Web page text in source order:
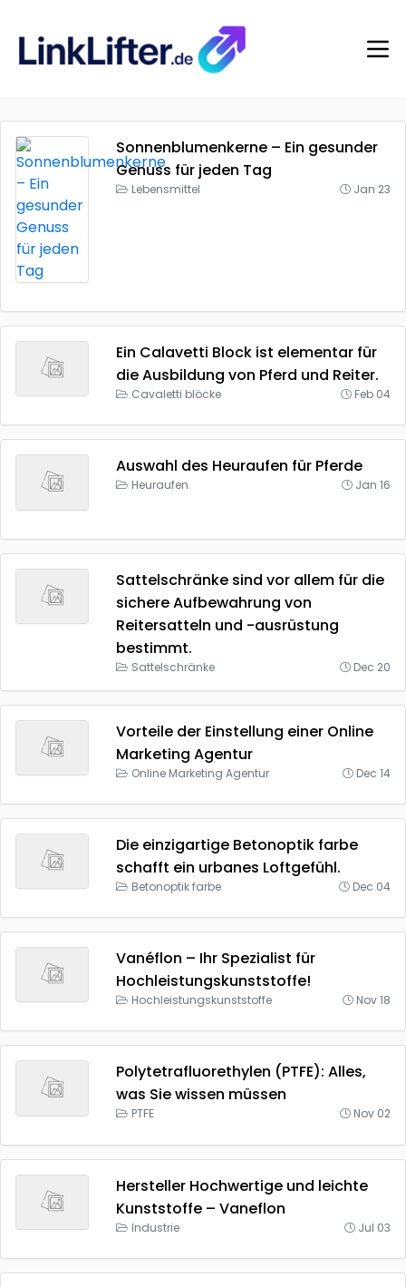
Sonnenblumenkerne – Ein gesunder
Genuss für jeden Tag
Lebensmittel Jan 23
Ein Calavetti Block ist elementar für
die Ausbildung von Pferd und Reiter.
Cavaletti blöcke Feb 04
Auswahl des Heuraufen für Pferde
Heuraufen Jan 16
Sattelschränke sind vor allem für die
sichere Aufbewahrung von
Reitersatteln und -ausrüstung
bestimmt.
Sattelschränke Dec 20
Vorteile der Einstellung einer Online
Marketing Agentur
Online Marketing Agentur Dec 14
Die einzigartige Betonoptik farbe
schafft ein urbanes Loftgefühl.
Betonoptik farbe Dec 04
Vanéflon – Ihr Spezialist für
Hochleistungskunststoffe!
Hochleistungskunststoffe Nov 18
Polytetrafluorethylen (PTFE): Alles,
was Sie wissen müssen
PTFE Nov 02
Hersteller Hochwertige und leichte
Kunststoffe – Vaneflon
Industrie Jul 03